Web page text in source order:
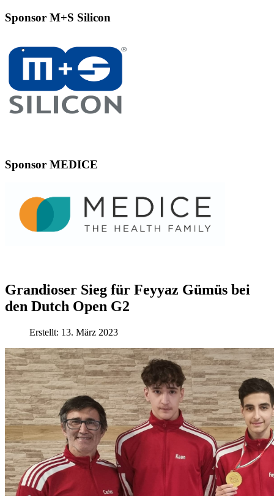
Sponsor M+S Silicon
Sponsor MEDICE
Grandioser Sieg für Feyyaz Gümüs bei
den Dutch Open G2
Erstellt: 13. März 2023